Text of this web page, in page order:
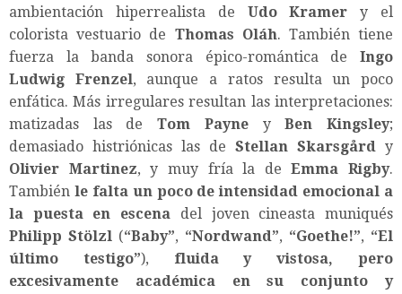
ambientación hiperrealista de Udo Kramer y el
colorista vestuario de Thomas Oláh. También tiene
fuerza la banda sonora épico-romántica de Ingo
Ludwig Frenzel, aunque a ratos resulta un poco
enfática. Más irregulares resultan las interpretaciones:
matizadas las deTom PayneyBen Kingsley;
demasiado histriónicas las de Stellan Skarsgård y
Olivier Martinez, y muy fría la deEmma Rigby.
También le falta un poco de intensidad emocional a
la puesta en escena del joven cineasta muniqués
Philipp Stölzl (“Baby”, “Nordwand”, “Goethe!”, “El
último testigo”), fluida y vistosa, pero
excesivamente académica en su conjunto y